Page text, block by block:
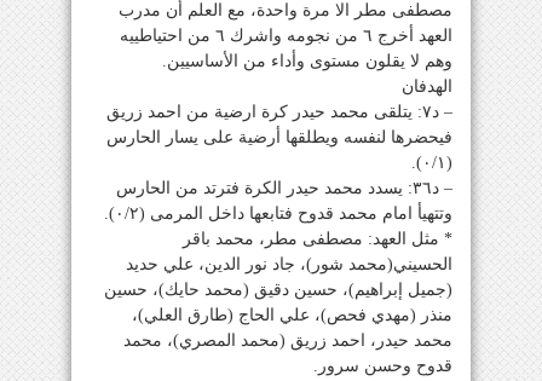
مصطفى مطر الا مرة واحدة، مع العلم أن مدرب
العهد أخرج ٦ من نجومه واشرك ٦ من احتياطييه
وهم لا يقلون مستوى وأداء من الأساسيين.
الهدفان
– د٧: يتلقى محمد حيدر كرة ارضية من احمد زريق
فيحضرها لنفسه ويطلقها أرضية على يسار الحارس
(٠/١).
– د٣٦: يسدد محمد حيدر الكرة فترتد من الحارس
وتتهيأ امام محمد قدوح فتابعها داخل المرمى (٠/٢).
* مثل العهد: مصطفى مطر، محمد باقر
الحسيني(محمد شور)، جاد نور الدين، علي حديد
(جميل إبراهيم)، حسين دقيق (محمد حايك)، حسين
منذر (مهدي فحص)، علي الحاج (طارق العلي)،
محمد حيدر، احمد زريق (محمد المصري)، محمد
قدوح وحسن سرور.